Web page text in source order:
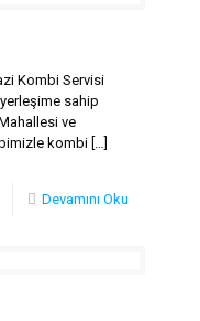
Kombi Servisi
sahip
ve
kombi […]
Devamını Oku